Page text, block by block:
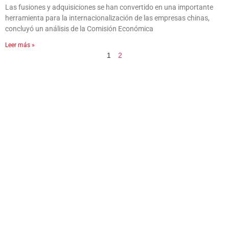
Las fusiones y adquisiciones se han convertido en una importante
herramienta para la internacionalización de las empresas chinas,
concluyó un análisis de la Comisión Económica
Leer más »
1 2